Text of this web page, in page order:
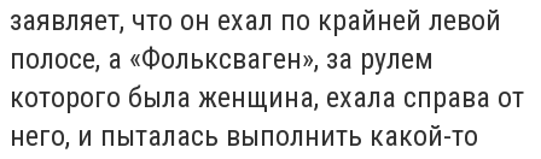
заявляет, что он ехал по крайней левой
полосе, а «Фольксваген», за рулем
которого была женщина, ехала справа от
него, и пыталась выполнить какой-то